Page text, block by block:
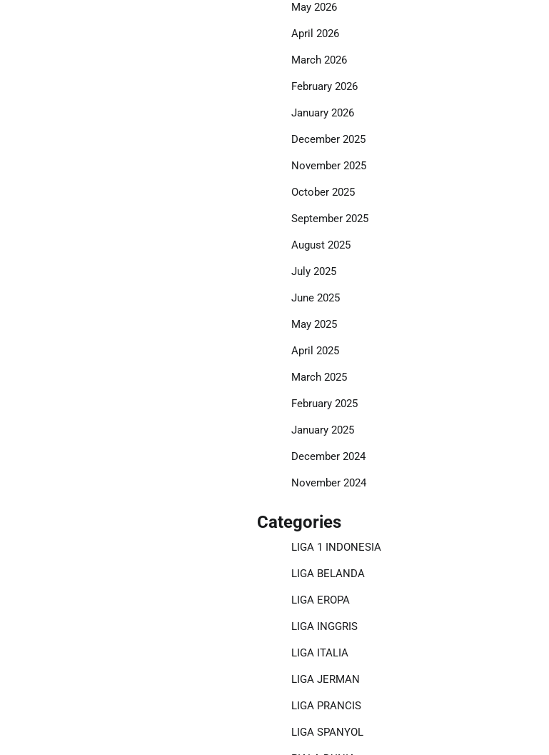
May 2026
April 2026
March 2026
February 2026
January 2026
December 2025
November 2025
October 2025
September 2025
August 2025
July 2025
June 2025
May 2025
April 2025
March 2025
February 2025
January 2025
December 2024
November 2024
Categories
LIGA 1 INDONESIA
LIGA BELANDA
LIGA EROPA
LIGA INGGRIS
LIGA ITALIA
LIGA JERMAN
LIGA PRANCIS
LIGA SPANYOL